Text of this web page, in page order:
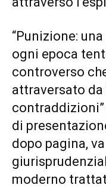
“Punizione:
ogni epoca
controverso
attraversato
di
dopo pagina,
moderno